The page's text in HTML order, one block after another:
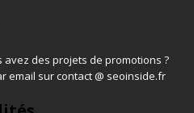
avez des projets de promotions ?
email sur contact @ seoinside.fr